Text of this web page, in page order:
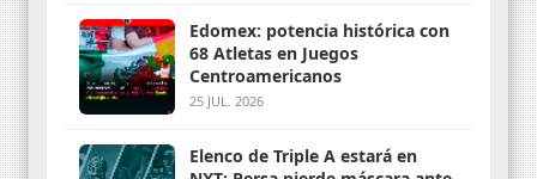
Edomex: potencia histórica con
68 Atletas en Juegos
Centroamericanos
25 JUL. 2026
Elenco de Triple A estará en